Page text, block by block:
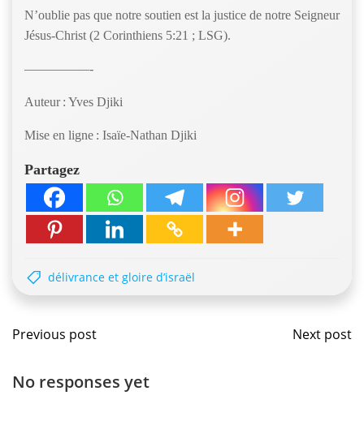
N’oublie pas que notre soutien est la justice de notre Seigneur
Jésus-Christ (2 Corinthiens 5:21 ; LSG).
—————-
Auteur : Yves Djiki
Mise en ligne : Isaïe-Nathan Djiki
Partagez
délivrance et gloire d’israël
Navigation
de
Previous post Next post
No responses yet